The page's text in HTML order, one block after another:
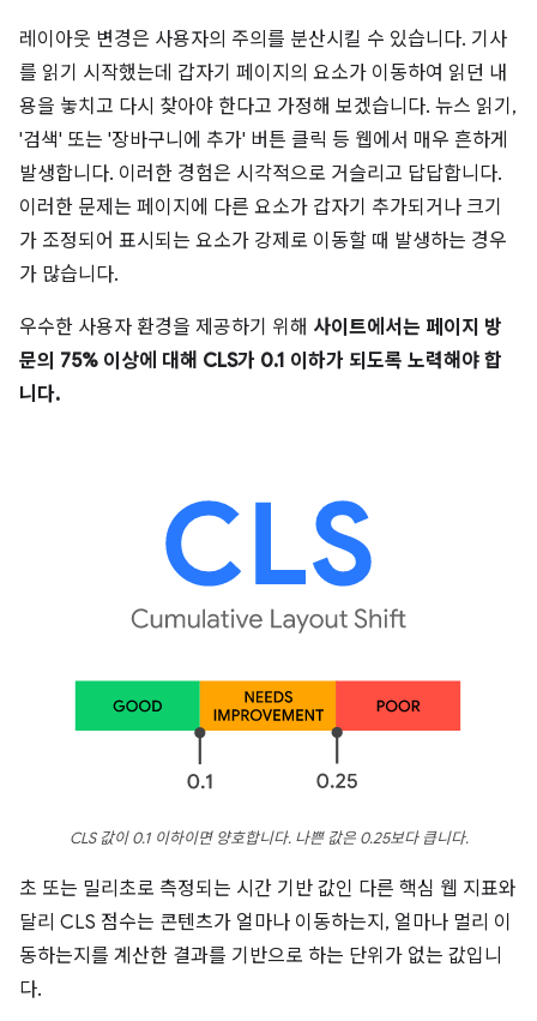
레이아웃 변경은 사용자의 주의를 분산시킬 수 있습니다. 기사
를 읽기 시작했는데 갑자기 페이지의 요소가 이동하여 읽던 내
용을 놓치고 다시 찾아야 한다고 가정해 보겠습니다. 뉴스 읽기,
'검색' 또는 '장바구니에 추가' 버튼 클릭 등 웹에서 매우 흔하게
발생합니다. 이러한 경험은 시각적으로 거슬리고 답답합니다.
이러한 문제는 페이지에 다른 요소가 갑자기 추가되거나 크기
가 조정되어 표시되는 요소가 강제로 이동할 때 발생하는 경우
가 많습니다.
우수한 사용자 환경을 제공하기 위해 사이트에서는 페이지 방
문의 75% 이상에 대해 CLS가 0.1 이하가 되도록 노력해야 합
니다.
CLS 값이 0.1 이하이면 양호합니다. 나쁜 값은 0.25보다 큽니다.
초 또는 밀리초로 측정되는 시간 기반 값인 다른 핵심 웹 지표와
달리 CLS 점수는 콘텐츠가 얼마나 이동하는지, 얼마나 멀리 이
동하는지를 계산한 결과를 기반으로 하는 단위가 없는 값입니
다.